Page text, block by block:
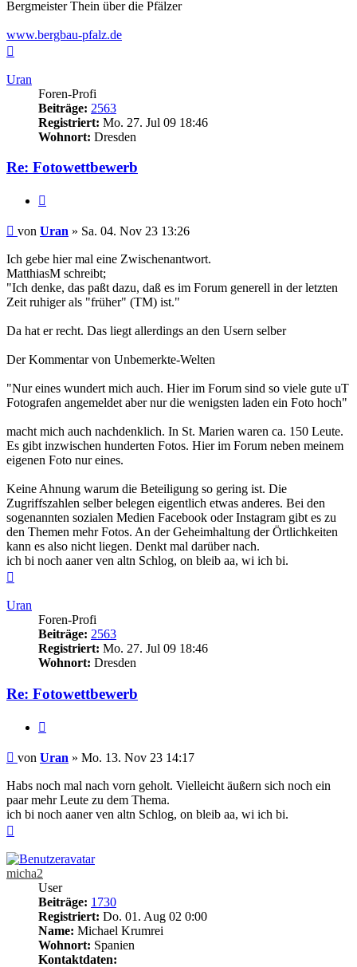
Bergmeister Thein über die Pfälzer
www.bergbau-pfalz.de
Uran
Foren-Profi
Beiträge: 2563
Registriert: Mo. 27. Jul 09 18:46
Wohnort: Dresden
Re: Fotowettbewerb
Beitrag
von Uran » Sa. 04. Nov 23 13:26
Ich gebe hier mal eine Zwischenantwort.
MatthiasM schreibt;
"Ich denke, das paßt dazu, daß es im Forum generell in der letzten
Zeit ruhiger als "früher" (TM) ist."
Da hat er recht. Das liegt allerdings an den Usern selber
Der Kommentar von Unbemerkte-Welten
"Nur eines wundert mich auch. Hier im Forum sind so viele gute uT
Fotografen angemeldet aber nur die wenigsten laden ein Foto hoch"
macht mich auch nachdenklich. In St. Marien waren ca. 150 Leute.
Es gibt inzwischen hunderten Fotos. Hier im Forum neben meinem
eigenen Foto nur eines.
Keine Ahnung warum die Beteiligung so gering ist. Die
Zugriffszahlen selber belegen eigentlich etwas anderes. Bei den
sogenannten sozialen Medien Facebook oder Instagram gibt es zu
den Themen mehr Fotos. An der Geheimhaltung der Örtlichkeiten
kann es also nicht liegen. Denkt mal darüber nach.
ich bi noch aaner ven altn Schlog, on bleib aa, wi ich bi.
Uran
Foren-Profi
Beiträge: 2563
Registriert: Mo. 27. Jul 09 18:46
Wohnort: Dresden
Re: Fotowettbewerb
Beitrag
von Uran » Mo. 13. Nov 23 14:17
Habs noch mal nach vorn geholt. Vielleicht äußern sich noch ein
paar mehr Leute zu dem Thema.
ich bi noch aaner ven altn Schlog, on bleib aa, wi ich bi.
micha2
User
Beiträge: 1730
Registriert: Do. 01. Aug 02 0:00
Name: Michael Krumrei
Wohnort: Spanien
Kontaktdaten: